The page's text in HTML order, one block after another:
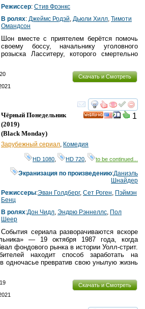
Режиссер: Стив Фрэнкс
В ролях: Джеймс Родэй, Дьюли Хилл, Тимоти
Омандсон
Шон вместе с приятелем берётся помочь
своему боссу, начальнику уголовного
розыска Ласситеру, которого смертельно
Скачать и Смотреть
смотреть
1
Чёрный Понедельник
(2019)
(Black Monday)
Зарубежный сериал, Комедия
HD 1080 HD 720 to be continued...
Экранизация по произведению:Даниэль
Шнайдер
Режиссеры:Эван Голдберг, Сет Роген, Пэймэн
Бенц
В ролях:Дон Чидл, Эндрю Рэннеллс, Пол
Шеер
События сериала разворачиваются вскоре
— 19 октября 1987 года, когда
фондового рынка в истории Уолл-стрит.
находит способ заработать на
одночасье превратив свою унылую жизнь
Скачать и Смотреть